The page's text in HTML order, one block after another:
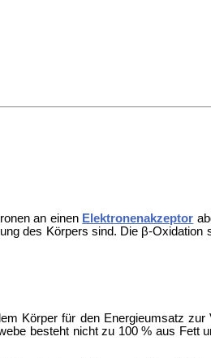
an einen Elektronenakzeptor
des Körpers sind. Die β-Oxidation
Körper für den Energieumsatz zur
besteht nicht zu 100 % aus Fett